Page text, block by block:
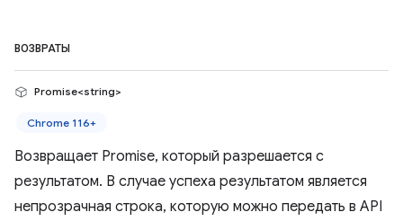
ВОЗВРАТЫ
Promise<string>
Chrome 116+
Возвращает Promise, который разрешается с
результатом. В случае успеха результатом является
непрозрачная строка, которую можно передать в API